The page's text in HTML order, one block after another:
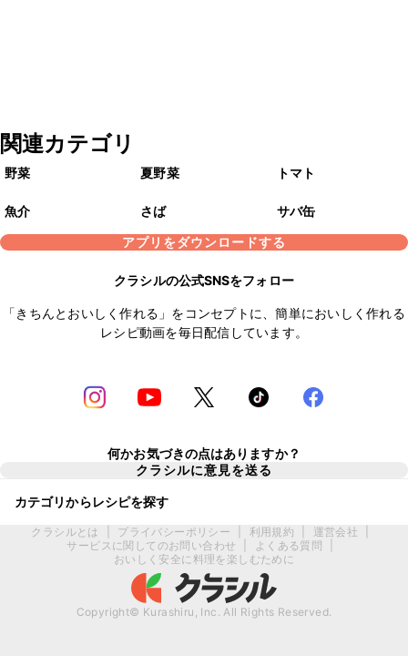
関連カテゴリ
野菜 夏野菜 トマト
魚介 さば
サバ缶
アプリをダウンロードする
クラシルの公式SNSをフォロー
「きちんとおいしく作れる」をコンセプトに、簡単においしく作れる
レシピ動画を毎日配信しています。
何かお気づきの点はありますか？
クラシルに意見を送る
カテゴリからレシピを探す
クラシルとは プライバシーポリシー 利用規約 運営会社
サービスに関してのお問い合わせ
よくある質問
おいしく安全に料理を楽しむために
Copyright© Kurashiru, Inc. All Rights Reserved.